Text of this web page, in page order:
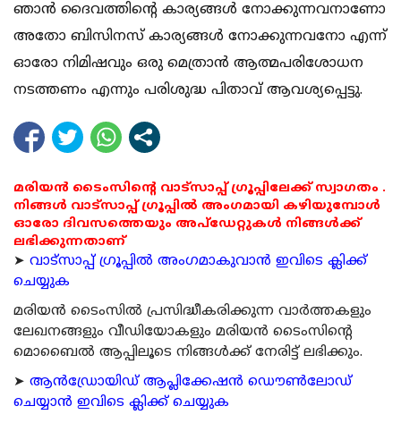
ഞാന്‍ ദൈവത്തിന്റെ കാര്യങ്ങള്‍ നോക്കുന്നവനാണോ
അതോ ബിസിനസ് കാര്യങ്ങള്‍ നോക്കുന്നവനോ എന്ന്
ഓരോ നിമിഷവും ഒരു മെത്രാന്‍ ആത്മപരിശോധന
നടത്തണം എന്നും പരിശുദ്ധ പിതാവ് ആവശ്യപ്പെട്ടു.
മരിയൻ ടൈംസിന്റെ വാട്സാപ്പ് ഗ്രൂപ്പിലേക്ക് സ്വാഗതം .
നിങ്ങൾ വാട്സാപ്പ് ഗ്രൂപ്പിൽ അംഗമായി കഴിയുമ്പോൾ
ഓരോ ദിവസത്തെയും അപ്ഡേറ്റുകൾ നിങ്ങൾക്ക്
ലഭിക്കുന്നതാണ്
➤ വാട്സാപ്പ് ഗ്രൂപ്പിൽ അംഗമാകുവാൻ ഇവിടെ ക്ലിക്ക്
ചെയ്യുക
മരിയന്‍ ടൈംസില്‍ പ്രസിദ്ധീകരിക്കുന്ന വാര്‍ത്തകളും
ലേഖനങ്ങളും വീഡിയോകളും മരിയന്‍ ടൈംസിന്റെ
മൊബൈല്‍ ആപ്പിലൂടെ നിങ്ങള്‍ക്ക് നേരിട്ട് ലഭിക്കും.
➤ ആന്‍ഡ്രോയിഡ് ആപ്ലിക്കേഷന്‍ ഡൌണ്‍ലോഡ്
ചെയ്യാന്‍ ഇവിടെ ക്ലിക്ക് ചെയ്യുക